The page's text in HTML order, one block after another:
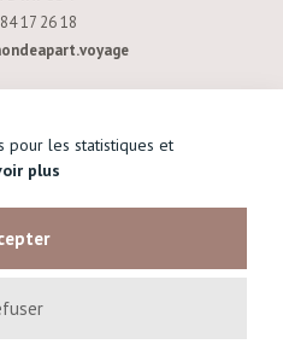
17 26 18
NEWSLETTER
:
pour les statistiques et
plus